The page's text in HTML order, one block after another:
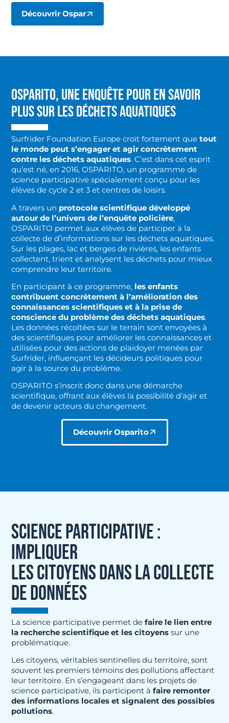
Découvrir Ospar
Surfrider Foundation Europe croit fortement quetout
le monde peut s’engager et agir concrètement
contre les déchets aquatiques. C’est dans cet esprit
qu’est né, en 2016, OSPARITO, un programme de
science participative spécialement conçu pour les
élèves de cycle 2 et 3 et centres de loisirs.
A travers un protocole scientifique développé
autour de l’univers de l’enquête policière,
OSPARITO permet aux élèves de participer à la
collecte de d’informations sur les déchets aquatiques.
Sur les plages, lac et berges de rivières, les enfants
collectent, trient et analysent les déchets pour mieux
comprendre leur territoire.
En participant à ce programme, les enfants
contribuent concrètement à l’amélioration des
connaissances scientifiques et à la prise de
conscience du problème des déchets aquatiques.
Les données récoltées sur le terrain sont envoyées à
des scientifiques pour améliorer les connaissances et
utilisées pour des actions de plaidoyer menées par
Surfrider, influençant les décideurs politiques pour
agir à la source du problème.
OSPARITO s’inscrit donc dans une démarche
scientifique, offrant aux élèves la possibilité d’agir et
de devenir acteurs du changement.
Découvrir Osparito
OSPARITO, UNE ENQUÊTE POUR EN SAVOIR
PLUS SUR LES DÉCHETS AQUATIQUES
SCIENCE PARTICIPATIVE :
IMPLIQUER
LES CITOYENS DANS LA COLLECTE
DE DONNÉES
La science participative permet defaire le lien entre
la recherche scientifique et les citoyens sur une
problématique.
Les citoyens, véritables sentinelles du territoire, sont
souvent les premiers témoins des pollutions affectant
leur territoire. En s’engageant dans les projets de
science participative, ils participent àfaire remonter
des informations locales et signalent des possibles
pollutions.